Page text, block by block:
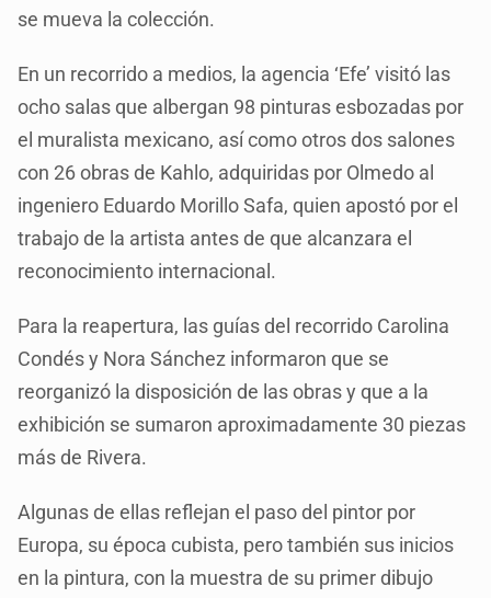
se mueva la colección.
En un recorrido a medios, la agencia ‘Efe’ visitó las
ocho salas que albergan 98 pinturas esbozadas por
el muralista mexicano, así como otros dos salones
con 26 obras de Kahlo, adquiridas por Olmedo al
ingeniero Eduardo Morillo Safa, quien apostó por el
trabajo de la artista antes de que alcanzara el
reconocimiento internacional.
Para la reapertura, las guías del recorrido Carolina
Condés y Nora Sánchez informaron que se
reorganizó la disposición de las obras y que a la
exhibición se sumaron aproximadamente 30 piezas
más de Rivera.
Algunas de ellas reflejan el paso del pintor por
Europa, su época cubista, pero también sus inicios
en la pintura, con la muestra de su primer dibujo